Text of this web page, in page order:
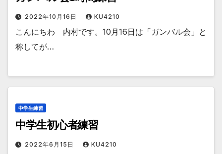
2022年10月16日 KU4210
こんにちわ 内村です。10月16日は「ガンバル会」と
称してが…
中学生練習
中学生初心者練習
2022年6月15日 KU4210